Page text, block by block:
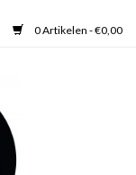
0 Artikelen - €0,00